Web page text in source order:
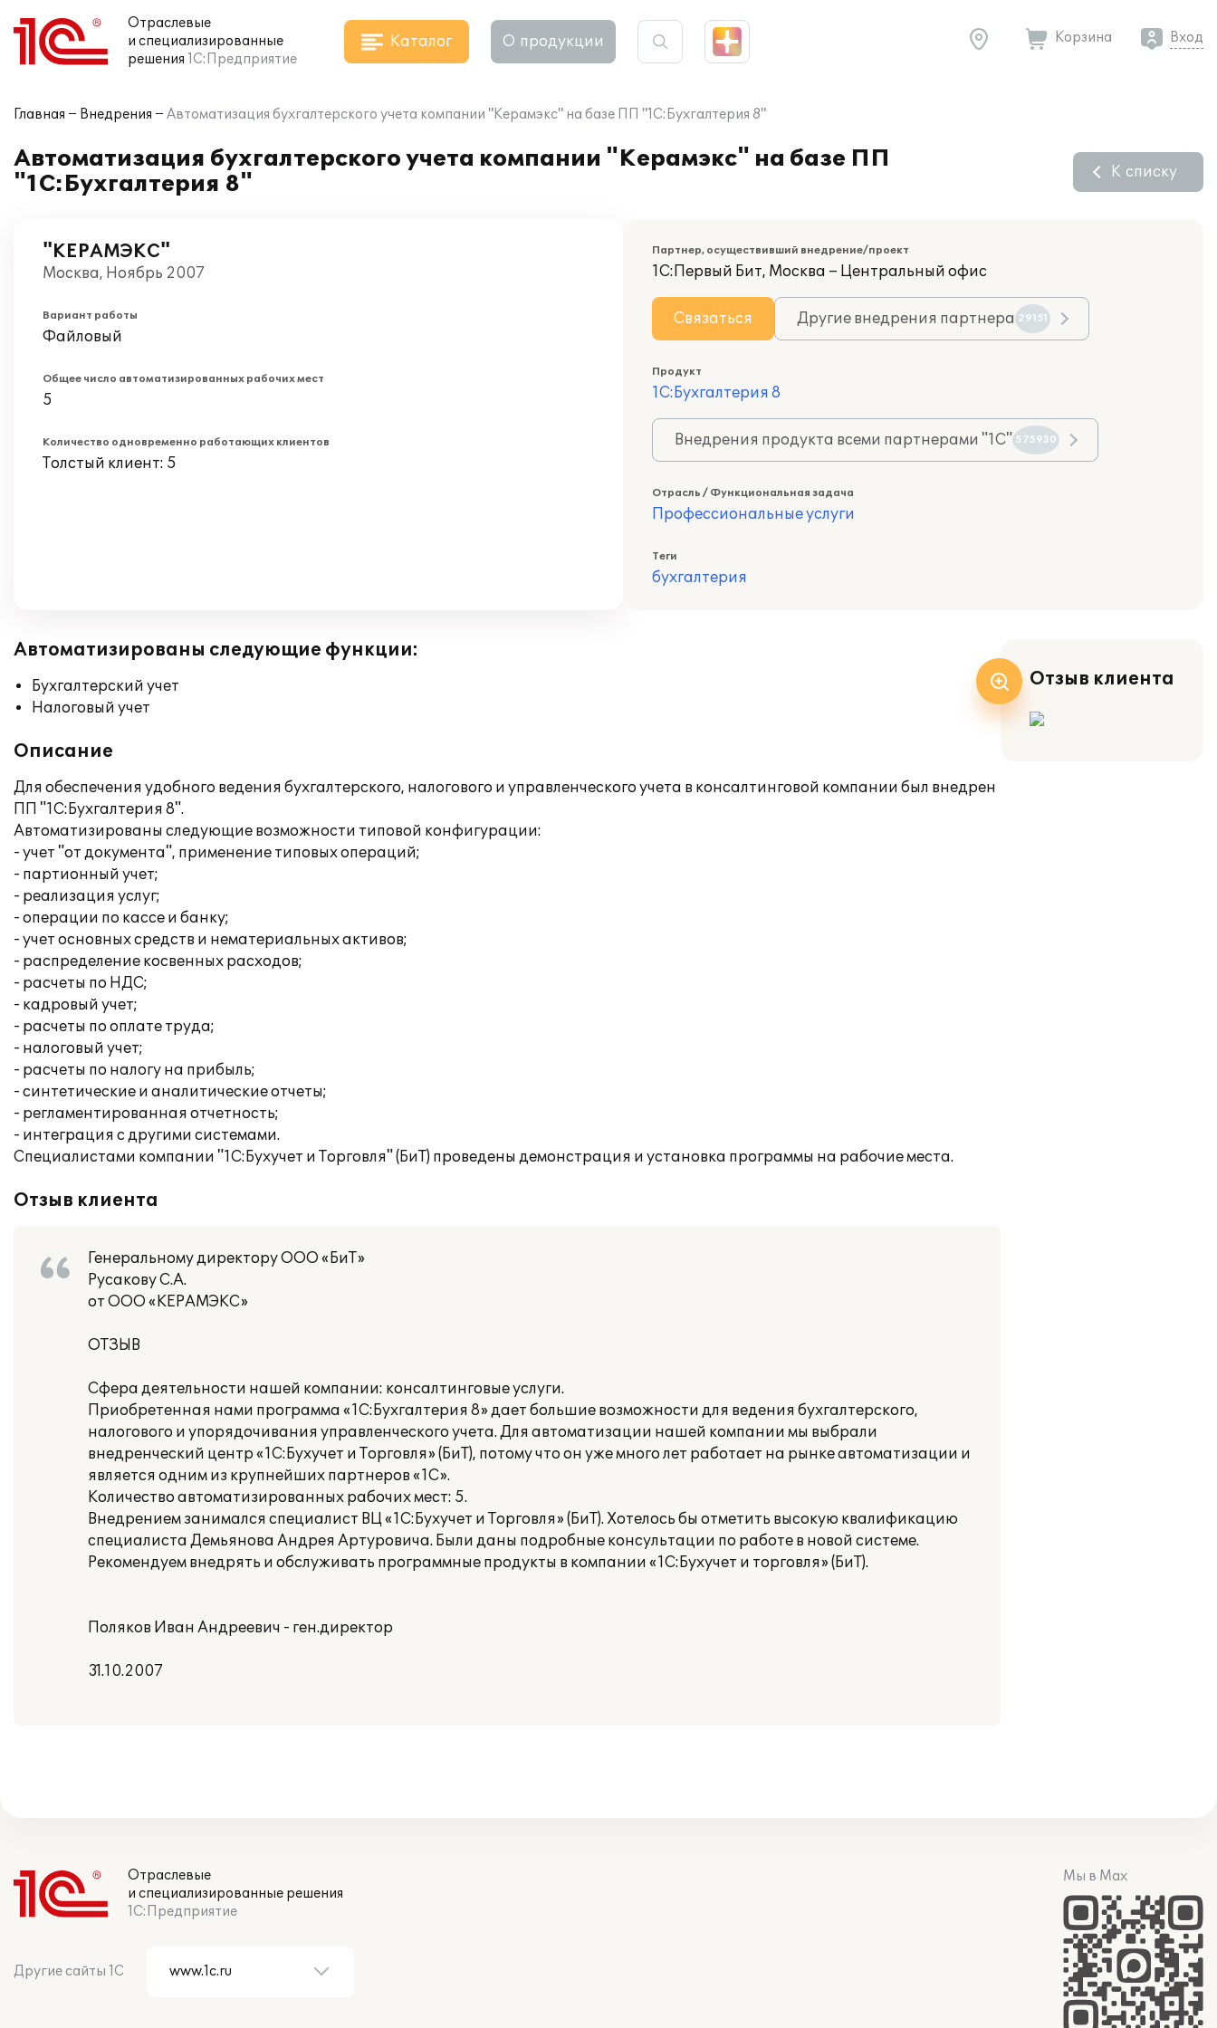
Отраслевые
и специализированные
решения 1С:Предприятие
Каталог О продукции Корзина Вход
Главная Внедрения Автоматизация бухгалтерского учета компании "Керамэкс" на базе ПП "1С:Бухгалтерия 8"
Автоматизация бухгалтерского учета компании "Керамэкс" на базе ПП
"1С:Бухгалтерия 8"
К списку
"КЕРАМЭКС"
Москва, Ноябрь 2007
Вариант работы
Файловый
Общее число автоматизированных рабочих мест
5
Количество одновременно работающих клиентов
Толстый клиент: 5
Партнер, осуществивший внедрение/проект
1С:Первый Бит, Москва – Центральный офис
Связаться Другие внедрения партнера 29151
Продукт
1С:Бухгалтерия 8
Внедрения продукта всеми партнерами "1С" 575930
Отрасль / Функциональная задача
Профессиональные услуги
Теги
бухгалтерия
Автоматизированы следующие функции:
Бухгалтерский учет
Налоговый учет
Описание
Для обеспечения удобного ведения бухгалтерского, налогового и управленческого учета в консалтинговой компании был внедрен
ПП "1С:Бухгалтерия 8".
Автоматизированы следующие возможности типовой конфигурации:
- учет "от документа", применение типовых операций;
- партионный учет;
- реализация услуг;
- операции по кассе и банку;
- учет основных средств и нематериальных активов;
- распределение косвенных расходов;
- расчеты по НДС;
- кадровый учет;
- расчеты по оплате труда;
- налоговый учет;
- расчеты по налогу на прибыль;
- синтетические и аналитические отчеты;
- регламентированная отчетность;
- интеграция с другими системами.
Специалистами компании "1С:Бухучет и Торговля" (БиТ) проведены демонстрация и установка программы на рабочие места.
Отзыв клиента
Генеральному директору ООО «БиТ»
Русакову С.А.
от ООО «КЕРАМЭКС»
ОТЗЫВ
Сфера деятельности нашей компании: консалтинговые услуги.
Приобретенная нами программа «1С:Бухгалтерия 8» дает большие возможности для ведения бухгалтерского,
налогового и упорядочивания управленческого учета. Для автоматизации нашей компании мы выбрали
внедренческий центр «1С:Бухучет и Торговля» (БиТ), потому что он уже много лет работает на рынке автоматизации и
является одним из крупнейших партнеров «1С».
Количество автоматизированных рабочих мест: 5.
Внедрением занимался специалист ВЦ «1С:Бухучет и Торговля» (БиТ). Хотелось бы отметить высокую квалификацию
специалиста Демьянова Андрея Артуровича. Были даны подробные консультации по работе в новой системе.
Рекомендуем внедрять и обслуживать программные продукты в компании «1С:Бухучет и торговля» (БиТ).
Поляков Иван Андреевич - ген.директор
31.10.2007
Отзыв клиента
Отраслевые
и специализированные решения
1С:Предприятие
Другие сайты 1С
Мы в Max